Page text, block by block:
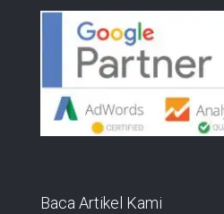
Baca Artikel Kami